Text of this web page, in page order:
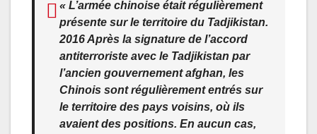
« L’armée chinoise était régulièrement
présente sur le territoire du Tadjikistan.
2016 Après la signature de l’accord
antiterroriste avec le Tadjikistan par
l’ancien gouvernement afghan, les
Chinois sont régulièrement entrés sur
le territoire des pays voisins, où ils
avaient des positions. En aucun cas,